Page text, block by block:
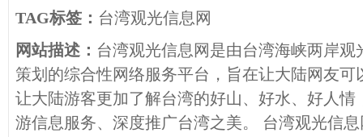
TAG标签： 台湾观光信息网
网站描述： 台湾观光信息网是由台湾海峡两岸
策划的综合性网络服务平台，旨在让大陆网友
让大陆游客更加了解台湾的好山、好水、好人
游信息服务、深度推广台湾之美。 台湾观光信